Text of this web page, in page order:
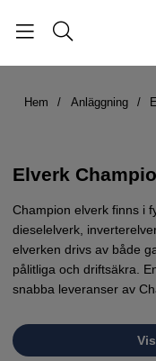
Hem Anläggning
Elverk
Champion elverk finns i
dieselelverk,
elverken drivs av både
pålitliga och driftsäkra.
snabba leveranser av